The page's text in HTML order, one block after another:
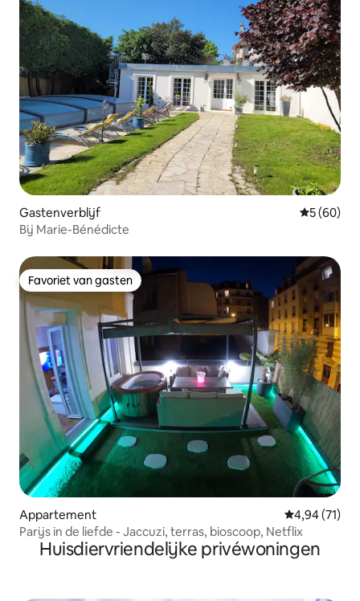
Gastenverblijf
5 (60)
Bij Marie-Bénédicte
Favoriet van gasten
Favoriet van gasten
Appartement Gemiddelde
4,94 (71)
Parijs in de liefde - Jaccuzi, terras, bioscoop, Netflix
Huisdiervriendelijke privéwoningen